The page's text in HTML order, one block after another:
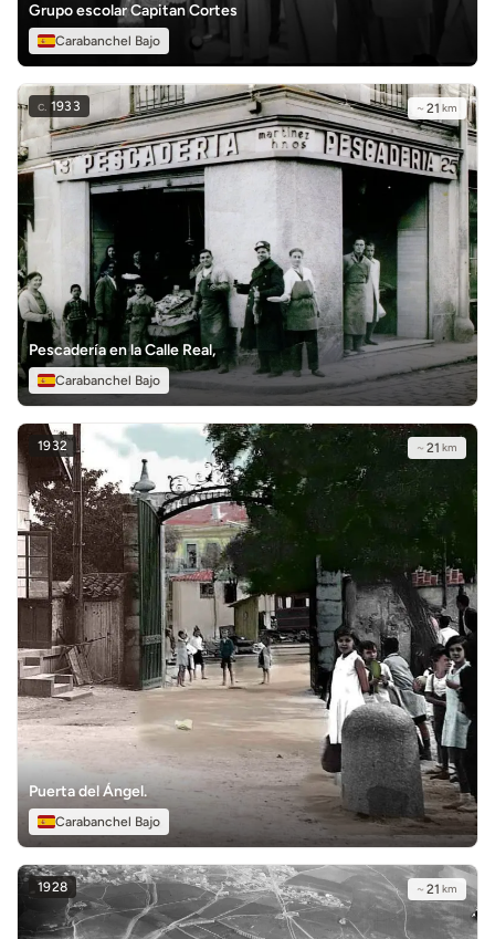
Grupo escolar Capitan Cortes
Carabanchel Bajo
c. 1933 ~ 21 km
Pescadería en la Calle Real,
Carabanchel Bajo
1932 ~ 21 km
Puerta del Ángel.
Carabanchel Bajo
1928 ~ 21 km